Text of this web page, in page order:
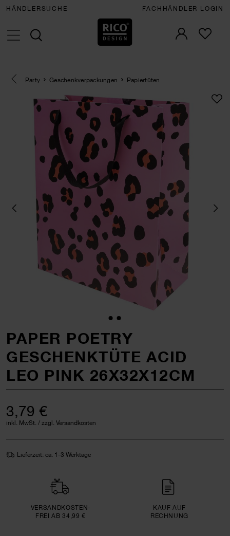
HÄNDLERSUCHE FACHHÄNDLER LOGIN
Eine Kategorie zurück navigieren
Party Geschenkverpackungen Papiertüten
PAPER POETRY
GESCHENKTÜTE ACID
LEO PINK 26X32X12CM
3,79 €
inkl. MwSt. / zzgl. Versandkosten
Lieferzeit: ca. 1-3 Werktage
VERSAND­KOSTEN­
FREI AB 34,99 €
KAUF AUF
RECHNUNG